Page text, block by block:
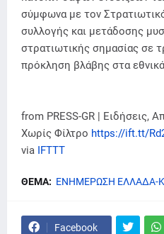
σύμφωνα με τον
συλλογής και μετάδοσης
στρατιωτικής σημασίας σε
πρόκληση βλάβης στα
from PRESS-GR | Ειδήσεις,
Χωρίς Φίλτρο https://ift.tt/
via IFTTT
ΘΕΜΑ: ΕΝΗΜΕΡΩΣΗ ΕΛΛΑΔΑ-
Facebook